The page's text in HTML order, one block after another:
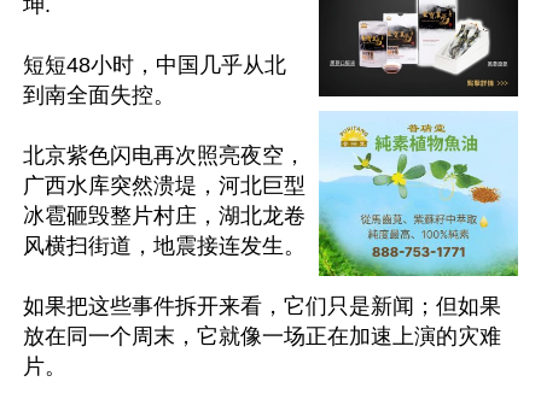
坤.
短短48小时，中国几乎从北
到南全面失控。
北京紫色闪电再次照亮夜空，
广西水库突然溃堤，河北巨型
冰雹砸毁整片村庄，湖北龙卷
风横扫街道，地震接连发生。
如果把这些事件拆开来看，它们只是新闻；但如果
放在同一个周末，它就像一场正在加速上演的灾难
片。